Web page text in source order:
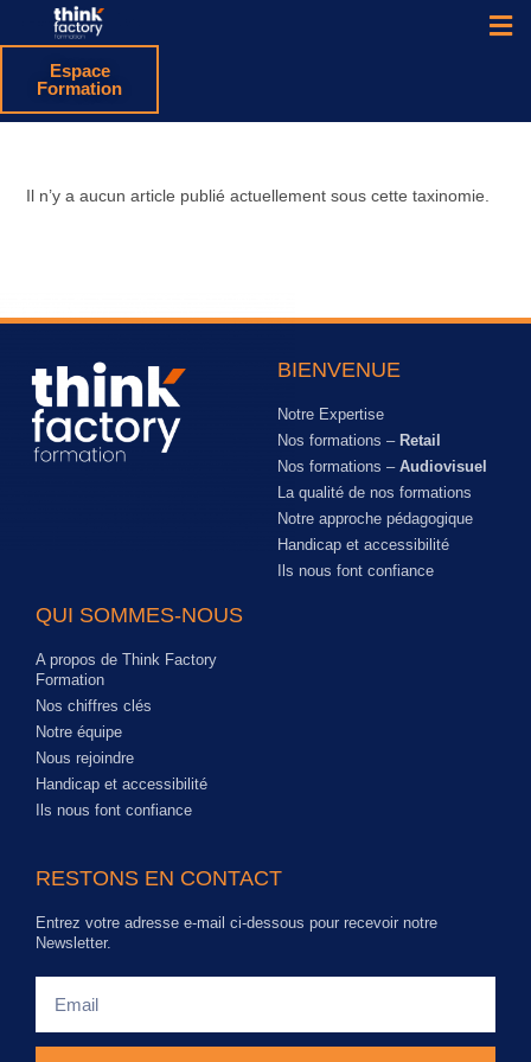
Espace
Formation
Il n’y a aucun article publié actuellement sous cette taxinomie.
BIENVENUE
Notre Expertise
Nos formations – Retail
Nos formations – Audiovisuel
La qualité de nos formations
Notre approche pédagogique
Handicap et accessibilité
Ils nous font confiance
QUI SOMMES-NOUS
A propos de Think Factory
Formation
Nos chiffres clés
Notre équipe
Nous rejoindre
Handicap et accessibilité
Ils nous font confiance
RESTONS EN CONTACT
Entrez votre adresse e-mail ci-dessous pour recevoir notre
Newsletter.